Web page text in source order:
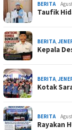
BERITA
Taufik
BERITA,
Kepala
BERITA,
Kotak
BERITA
Rayakan